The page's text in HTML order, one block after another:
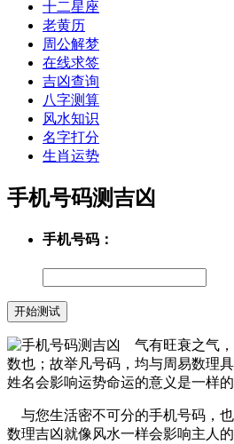
十二星座
老黄历
周公解梦
在线求签
吉凶查询
八字测算
风水知识
名字打分
生肖运势
手机号码测吉凶
手机号码：
气有旺衰之气，
数也；故举凡号码，均与周易数理
姓名会影响运势命运的意义是一样的
与您生活密不可分的手机号码，
数理吉凶就像风水一样会影响主人